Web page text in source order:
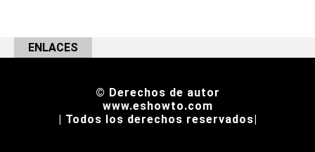
ENLACES
© Derechos de autor
www.eshowto.com
| Todos los derechos reservados|